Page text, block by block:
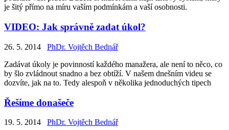
je šitý přímo na míru vaším podmínkám a vaší osobnosti.
VIDEO: Jak správně zadat úkol?
26. 5. 2014
PhDr. Vojtěch Bednář
Zadávat úkoly je povinností každého manažera, ale není to něco, co
by šlo zvládnout snadno a bez obtíží. V našem dnešním videu se
dozvíte, jak na to. Tedy alespoň v několika jednoduchých tipech
Řešíme donašeče
19. 5. 2014
PhDr. Vojtěch Bednář